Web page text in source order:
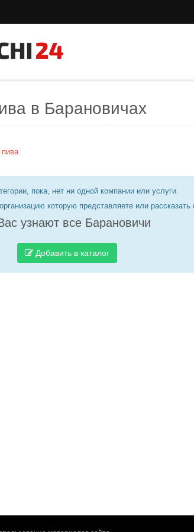
в Барановичах
пива
пока, нет ни одной компании или услуги.
которую представляете или рассказать
узнают все Барановичи
Добавить в каталог
Тайный гость: Гастропаб “Drova”